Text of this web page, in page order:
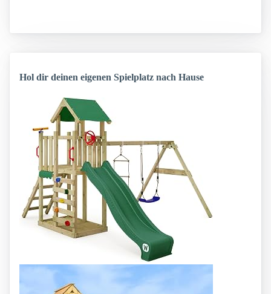
Hol dir deinen eigenen Spielplatz nach Hause